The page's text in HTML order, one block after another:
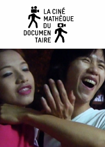
contenu
principal